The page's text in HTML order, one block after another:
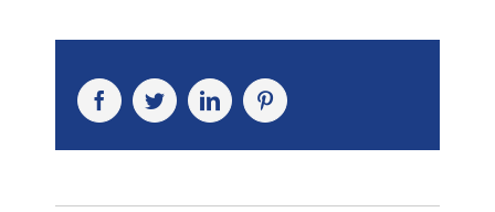
FacebookTwitterLinkedInPinterest